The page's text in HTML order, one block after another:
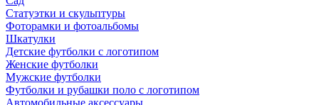
Статуэтки и скульптуры
Фоторамки и фотоальбомы
Шкатулки
Детские футболки с логотипом
Женские футболки
Мужские футболки
Футболки и рубашки поло с логотипом